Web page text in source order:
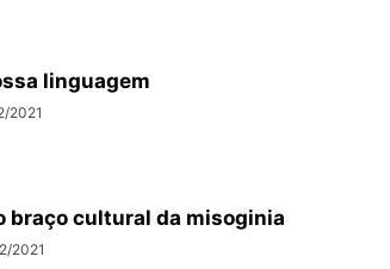
linguagem
2021
braço cultural da misoginia
2021